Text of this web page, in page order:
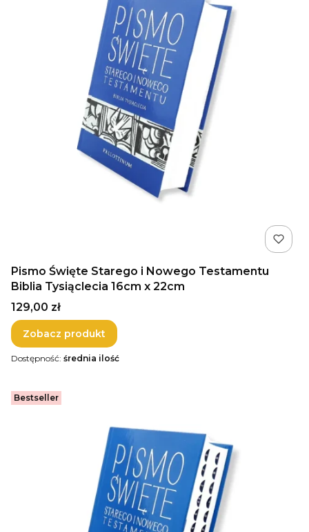
Pismo Święte Starego i Nowego Testamentu
Biblia Tysiąclecia 16cm x 22cm
Cena
129,00 zł
Zobacz produkt
Dostępność: średnia ilość
Bestseller